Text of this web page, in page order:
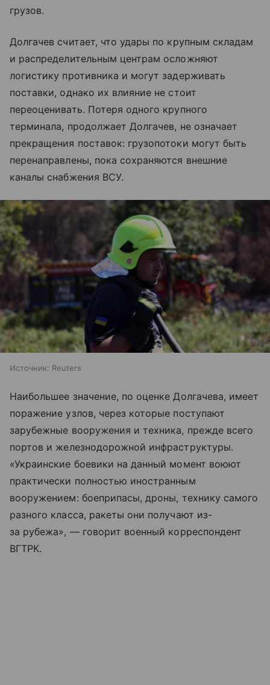
грузов.
Долгачев считает, что удары по крупным складам
и распределительным центрам осложняют
логистику противника и могут задерживать
поставки, однако их влияние не стоит
переоценивать. Потеря одного крупного
терминала, продолжает Долгачев, не означает
прекращения поставок: грузопотоки могут быть
перенаправлены, пока сохраняются внешние
каналы снабжения ВСУ.
Источник: Reuters
Наибольшее значение, по оценке Долгачева, имеет
поражение узлов, через которые поступают
зарубежные вооружения и техника, прежде всего
портов и железнодорожной инфраструктуры.
«Украинские боевики на данный момент воюют
практически полностью иностранным
вооружением: боеприпасы, дроны, технику самого
разного класса, ракеты они получают из-
за рубежа», — говорит военный корреспондент
ВГТРК.